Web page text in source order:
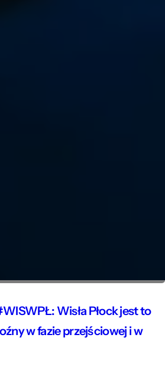
Wisła Płock jest to
w fazie przejściowej i w